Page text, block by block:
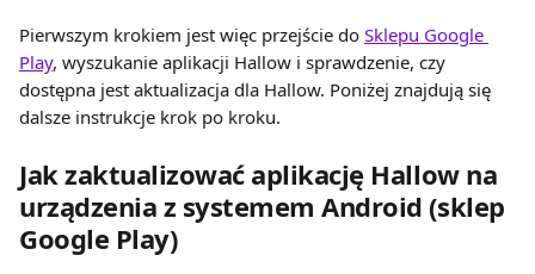
Pierwszym krokiem jest więc przejście do Sklepu Google
Play, wyszukanie aplikacji Hallow i sprawdzenie, czy
dostępna jest aktualizacja dla Hallow. Poniżej znajdują się
dalsze instrukcje krok po kroku.
Jak zaktualizować aplikację Hallow na
urządzenia z systemem Android (sklep
Google Play)